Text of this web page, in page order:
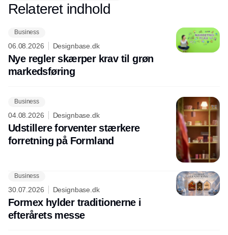
Annonce
Relateret indhold
Business
06.08.2026 Designbase.dk
Nye regler skærper krav til grøn
markedsføring
Business
04.08.2026 Designbase.dk
Udstillere forventer stærkere
forretning på Formland
Business
30.07.2026 Designbase.dk
Formex hylder traditionerne i
efterårets messe